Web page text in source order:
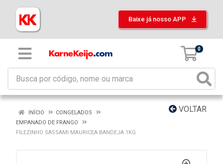
Baixe já nosso APP
0
VOLTAR
INÍCIO
CONGELADOS
EMPANADO DE FRANGO
FILEZINHO SASSAMI MAURICEA BANDEJA 1KG